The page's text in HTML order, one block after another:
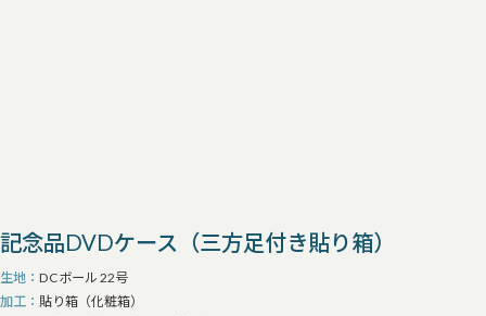
記念品DVDケース（三方足付き貼り箱）
生地
DCボール 22号
加工
貼り箱（化粧箱）